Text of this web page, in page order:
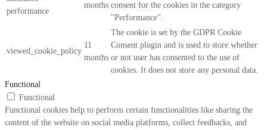
performance
months consent for the cookies in the category
"Performance".
viewed_cookie_policy
11
months
The cookie is set by the GDPR Cookie
Consent plugin and is used to store whether
or not user has consented to the use of
cookies. It does not store any personal data.
Functional
Functional
Functional cookies help to perform certain functionalities like sharing the
content of the website on social media platforms, collect feedbacks, and